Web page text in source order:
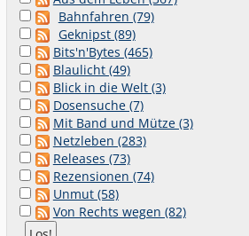
Bahnfahren (79)
Geknipst (89)
Bits'n'Bytes (465)
Blaulicht (49)
Blick in die Welt (3)
Dosensuche (7)
Mit Band und Mütze (3)
Netzleben (283)
Releases (73)
Rezensionen (74)
Unmut (58)
Von Rechts wegen (82)